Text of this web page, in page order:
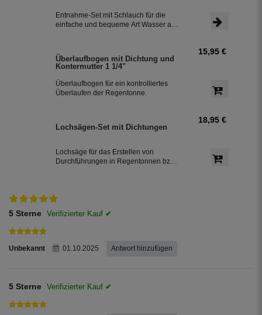
Entnahme-Set mit Schlauch für die
einfache und bequeme Art Wasser aus
Überlaufbogen mit Dichtung und
Kontermutter 1 1/4"
Überlaufbogen für ein kontrolliertes
Überlaufen der Regentonne.
15,95 €
Lochsägen-Set mit Dichtungen
Lochsäge für das Erstellen von
Durchführungen in Regentonnen bzw.
18,95 €
5 Sterne
Unbekannt 01.10.2025 Antwort hinzufügen
5 Sterne